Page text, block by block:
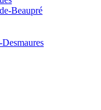
Beaupré